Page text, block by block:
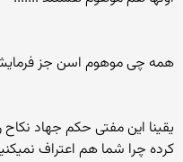
همه چی موهوم اسن جز
یقینا این مفتی حکم جهاد
کرده چرا شما هم اعتراف